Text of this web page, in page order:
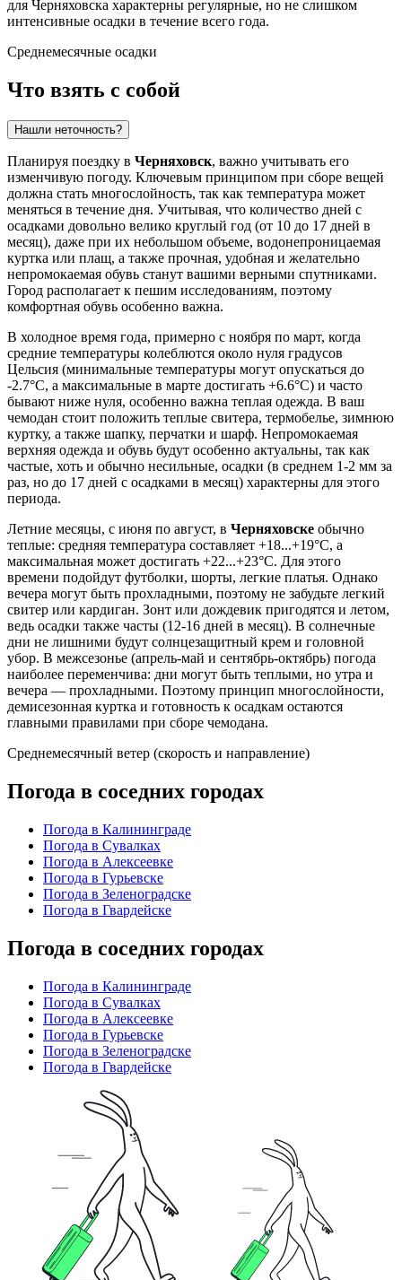
для Черняховска характерны регулярные, но не слишком
интенсивные осадки в течение всего года.
Среднемесячные осадки
Что взять с собой
Нашли неточность?
Планируя поездку в Черняховск, важно учитывать его
изменчивую погоду. Ключевым принципом при сборе вещей
должна стать многослойность, так как температура может
меняться в течение дня. Учитывая, что количество дней с
осадками довольно велико круглый год (от 10 до 17 дней в
месяц), даже при их небольшом объеме, водонепроницаемая
куртка или плащ, а также прочная, удобная и желательно
непромокаемая обувь станут вашими верными спутниками.
Город располагает к пешим исследованиям, поэтому
комфортная обувь особенно важна.
В холодное время года, примерно с ноября по март, когда
средние температуры колеблются около нуля градусов
Цельсия (минимальные температуры могут опускаться до
-2.7°C, а максимальные в марте достигать +6.6°C) и часто
бывают ниже нуля, особенно важна теплая одежда. В ваш
чемодан стоит положить теплые свитера, термобелье, зимнюю
куртку, а также шапку, перчатки и шарф. Непромокаемая
верхняя одежда и обувь будут особенно актуальны, так как
частые, хоть и обычно несильные, осадки (в среднем 1-2 мм за
раз, но до 17 дней с осадками в месяц) характерны для этого
периода.
Летние месяцы, с июня по август, в Черняховске обычно
теплые: средняя температура составляет +18...+19°C, а
максимальная может достигать +22...+23°C. Для этого
времени подойдут футболки, шорты, легкие платья. Однако
вечера могут быть прохладными, поэтому не забудьте легкий
свитер или кардиган. Зонт или дождевик пригодятся и летом,
ведь осадки также часты (12-16 дней в месяц). В солнечные
дни не лишними будут солнцезащитный крем и головной
убор. В межсезонье (апрель-май и сентябрь-октябрь) погода
наиболее переменчива: дни могут быть теплыми, но утра и
вечера — прохладными. Поэтому принцип многослойности,
демисезонная куртка и готовность к осадкам остаются
главными правилами при сборе чемодана.
Среднемесячный ветер (скорость и направление)
Погода в соседних городах
Погода в Калининграде
Погода в Сувалках
Погода в Алексеевке
Погода в Гурьевске
Погода в Зеленоградске
Погода в Гвардейске
Погода в соседних городах
Погода в Калининграде
Погода в Сувалках
Погода в Алексеевке
Погода в Гурьевске
Погода в Зеленоградске
Погода в Гвардейске